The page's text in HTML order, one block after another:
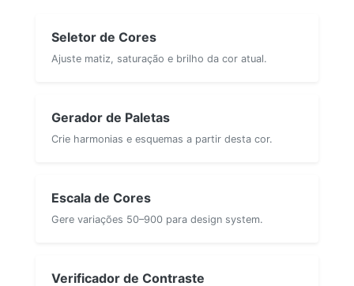
Seletor de Cores
Ajuste matiz, saturação e brilho da cor atual.
Gerador de Paletas
Crie harmonias e esquemas a partir desta cor.
Escala de Cores
Gere variações 50–900 para design system.
Verificador de Contraste